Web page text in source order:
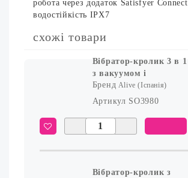
робота через додаток Satisfyer Connect
водостійкість IPX7
схожі товари
Вібратор-кролик 3 в 1
з вакуумом і
пульсівною
стимуляцією точки G
Blue
Бренд Alive (Іспанія)
Артикул SO3980
Вібратор-кролик з